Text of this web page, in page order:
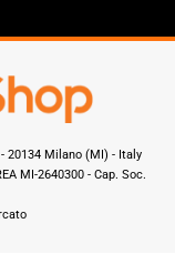
20134 Milano (MI) - Italy
MI-2640300 - Cap. Soc.